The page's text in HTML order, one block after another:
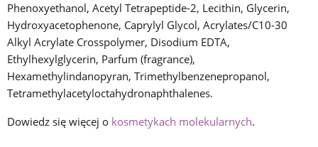
Phenoxyethanol, Acetyl Tetrapeptide-2, Lecithin, Glycerin,
Hydroxyacetophenone, Caprylyl Glycol, Acrylates/C10-30
Alkyl Acrylate Crosspolymer, Disodium EDTA,
Ethylhexylglycerin, Parfum (fragrance),
Hexamethylindanopyran, Trimethylbenzenepropanol,
Tetramethylacetyloctahydronaphthalenes.
Dowiedz się więcej o kosmetykach molekularnych.